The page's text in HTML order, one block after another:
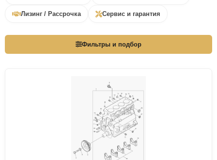
Лизинг / Рассрочка Сервис и гарантия
Фильтры и подбор